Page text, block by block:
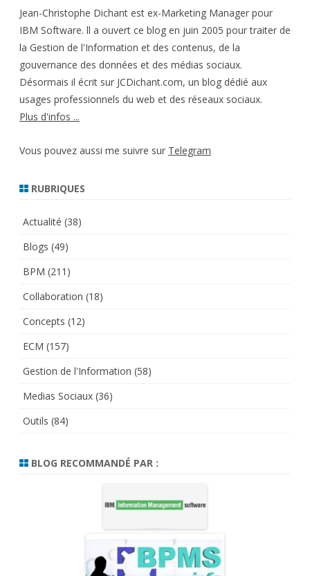
Jean-Christophe Dichant est ex-Marketing Manager pour
IBM Software. ll a ouvert ce blog en juin 2005 pour traiter de
la Gestion de l'Information et des contenus, de la
gouvernance des données et des médias sociaux.
Désormais il écrit sur JCDichant.com, un blog dédié aux
usages professionnels du web et des réseaux sociaux.
Plus d'infos ...
Vous pouvez aussi me suivre sur Telegram
RUBRIQUES
Actualité (38)
Blogs (49)
BPM (211)
Collaboration (18)
Concepts (12)
ECM (157)
Gestion de l'Information (58)
Medias Sociaux (36)
Outils (84)
BLOG RECOMMANDÉ PAR :